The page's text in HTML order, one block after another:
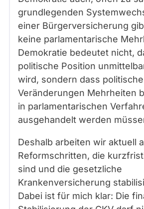
grundlegenden
einer Bürgerversicherung
keine parlamentarische
Demokratie bedeutet nicht,
politische Position
wird, sondern dass politische
Veränderungen Mehrheiten
in parlamentarischen
ausgehandelt werden
Deshalb arbeiten wir aktuell
Reformschritten, die
sind und die gesetzliche
Krankenversicherung
Dabei ist für mich klar: Die